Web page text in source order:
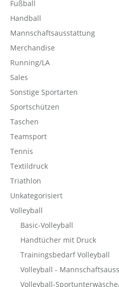
Fußball
Handball
Mannschaftsausstattung
Merchandise
Running/LA
Sales
Sonstige Sportarten
Sportschützen
Taschen
Teamsport
Tennis
Textildruck
Triathlon
Unkategorisiert
Volleyball
Basic-Volleyball
Handtücher mit Druck
Trainingsbedarf Volleyball
Volleyball -
Volleyball-